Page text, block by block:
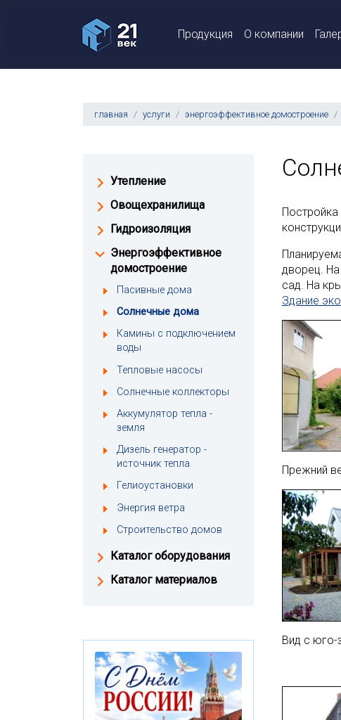
Продукция О компании
главная услуги энергоэффективное домостроение
дворец.
сад. На
Здание
Прежний
Вид с юго-
Утепление
Овощехранилища
Гидроизоляция
Энергоэффективное
домостроение
Пасивные дома
Солнечные дома
Камины с подключением
воды
Тепловые насосы
Солнечные коллекторы
Аккумулятор тепла -
земля
Дизель генератор -
источник тепла
Гелиоустановки
Энергия ветра
Строительство домов
Каталог оборудования
Каталог материалов